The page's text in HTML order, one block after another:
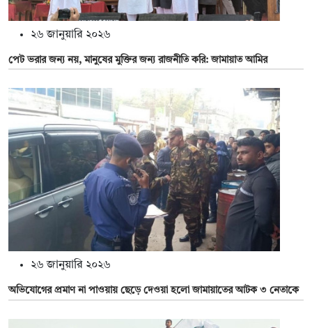
২৬ জানুয়ারি ২০২৬
পেট ভরার জন্য নয়, মানুষের মুক্তির জন্য রাজনীতি করি: জামায়াত আমির
২৬ জানুয়ারি ২০২৬
অভিযোগের প্রমাণ না পাওয়ায় ছেড়ে দেওয়া হলো জামায়াতের আটক ৩ নেতাকে